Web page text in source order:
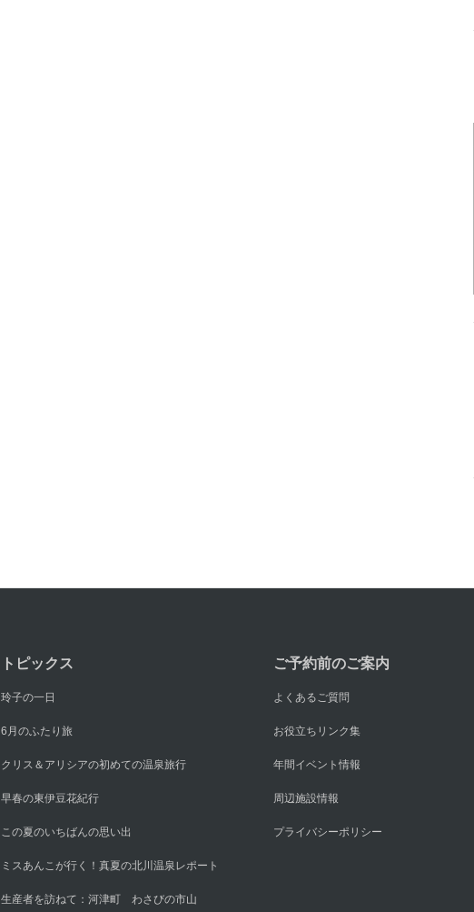
トピックス
玲子の一日
6月のふたり旅
クリス＆アリシアの初めての温泉旅行
早春の東伊豆花紀行
この夏のいちばんの思い出
ミスあんこが行く！真夏の北川温泉レポート
生産者を訪ねて：河津町 わさびの市山
ご予約前のご案内
よくあるご質問
お役立ちリンク集
年間イベント情報
周辺施設情報
プライバシーポリシー